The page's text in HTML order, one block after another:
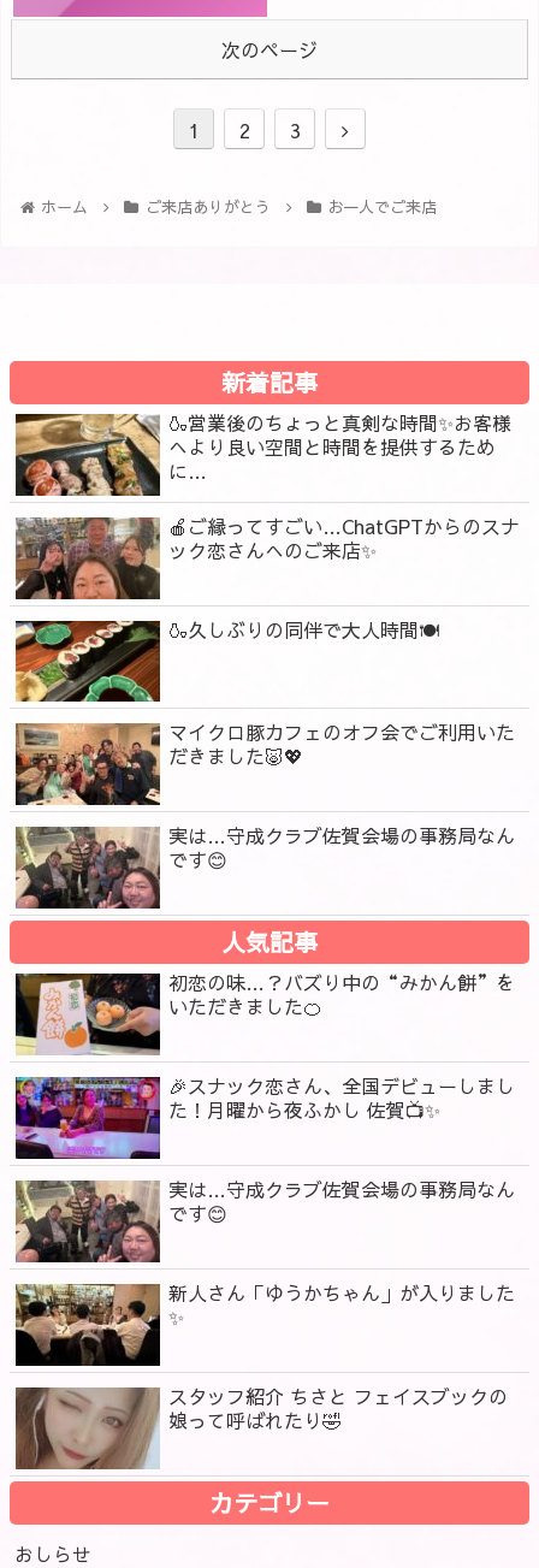
次のページ
1 2 3
ホーム ご来店ありがとう お一人でご来店
新着記事
🍶営業後のちょっと真剣な時間✨お客様
へより良い空間と時間を提供するため
に…
🍎ご縁ってすごい…ChatGPTからのスナ
ック恋さんへのご来店✨
🍶久しぶりの同伴で大人時間🍽️
マイクロ豚カフェのオフ会でご利用いた
だきました🐷💖
実は…守成クラブ佐賀会場の事務局なん
です😊
人気記事
初恋の味…？バズり中の“みかん餅”を
いただきました🍊
🎉スナック恋さん、全国デビューしまし
た！月曜から夜ふかし 佐賀📺✨
実は…守成クラブ佐賀会場の事務局なん
です😊
新人さん「ゆうかちゃん」が入りました
✨
スタッフ紹介 ちさと フェイスブックの
娘って呼ばれたり🤣
カテゴリー
おしらせ